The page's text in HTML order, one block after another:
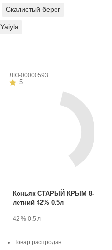
Скалистый берег
Yaiyla
ЛЮ-00000593
5
Коньяк СТАРЫЙ КРЫМ 8-
летний 42% 0.5л
Производитель:
«АВК».
.Крепость
42 %. Объем
0.5 л
Товар распродан